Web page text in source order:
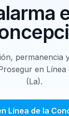
permanencia
en Línea
(La).
Línea de la